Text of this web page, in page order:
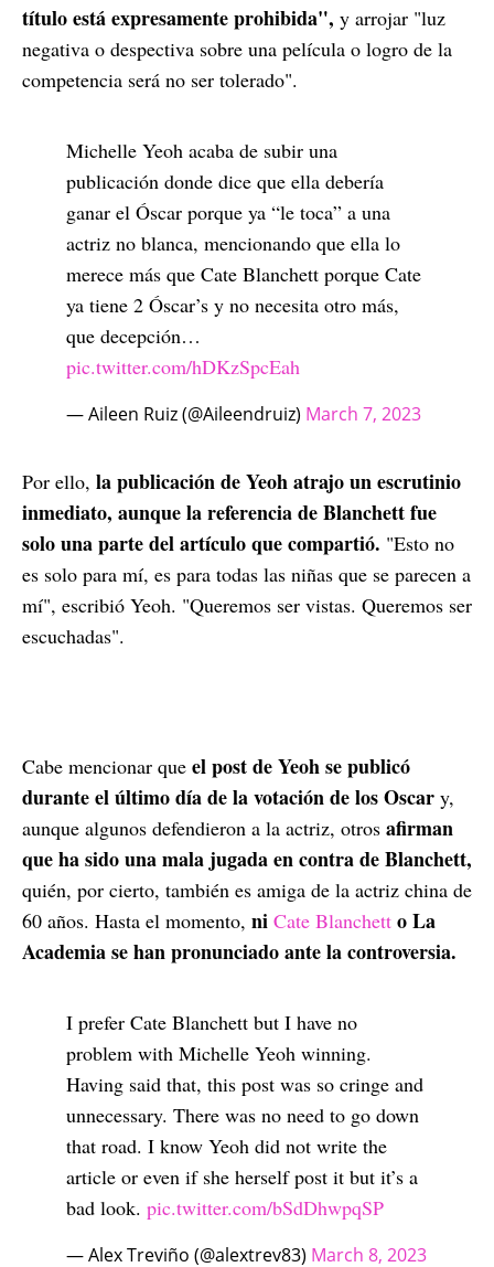
título está expresamente prohibida", y arrojar "luz
negativa o despectiva sobre una película o logro de la
competencia será no ser tolerado".
Michelle Yeoh acaba de subir una
publicación donde dice que ella debería
ganar el Óscar porque ya “le toca” a una
actriz no blanca, mencionando que ella lo
merece más que Cate Blanchett porque Cate
ya tiene 2 Óscar’s y no necesita otro más,
que decepción…
pic.twitter.com/hDKzSpcEah
— Aileen Ruiz (@Aileendruiz) March 7, 2023
Por ello, la publicación de Yeoh atrajo un escrutinio
inmediato, aunque la referencia de Blanchett fue
solo una parte del artículo que compartió. "Esto no
es solo para mí, es para todas las niñas que se parecen a
mí", escribió Yeoh. "Queremos ser vistas. Queremos ser
escuchadas".
Cabe mencionar que el post de Yeoh se publicó
durante el último día de la votación de los Oscar y,
aunque algunos defendieron a la actriz, otros afirman
que ha sido una mala jugada en contra de Blanchett,
quién, por cierto, también es amiga de la actriz china de
60 años. Hasta el momento, ni Cate Blanchett o La
Academia se han pronunciado ante la controversia.
I prefer Cate Blanchett but I have no
problem with Michelle Yeoh winning.
Having said that, this post was so cringe and
unnecessary. There was no need to go down
that road. I know Yeoh did not write the
article or even if she herself post it but it’s a
bad look. pic.twitter.com/bSdDhwpqSP
— Alex Treviño (@alextrev83) March 8, 2023